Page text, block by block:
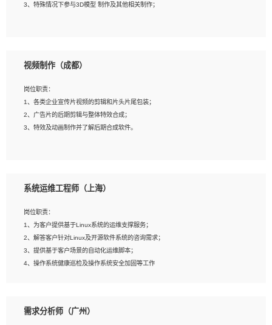
3、特殊情况下参与3D模型 制作及其他相关制作；
上；
3、想象力丰富, 有一定的艺术审美深度；
4、有良好的场景特效搭建功底；
5、熟悉 3Ds Max 或者 Maya；
6、有良好的沟通能力和团队合作意识；
视频制作（成都）
岗位职责：
1、各类企业宣传片视频的剪辑和片头片尾包装；
2、广告片的后期剪辑与整体特效合成；
3、特效及动画制作并了解后期合成软件。
2、熟练使用After Effect、Photo Shop、熟练掌握视频剪辑和特效包装软件；
4、在剪辑上会思考，有一定编导思维；
5、踏实， 勤奋，愿意在工作中不断学习，提高自我；
6、能与同事友好相处。
系统运维工程师（上海）
岗位职责：
1、为客户提供基于Linux系统的运维支撑服务；
2、解答客户针对Linux及开源软件系统的咨询需求；
3、提供基于客户场景的自动化运维脚本；
4、操作系统健康巡检及操作系统安全加固等工作
1、全日制本科计算机相关专业毕业，3年以上相关工作经验；
需求分析师（广州）